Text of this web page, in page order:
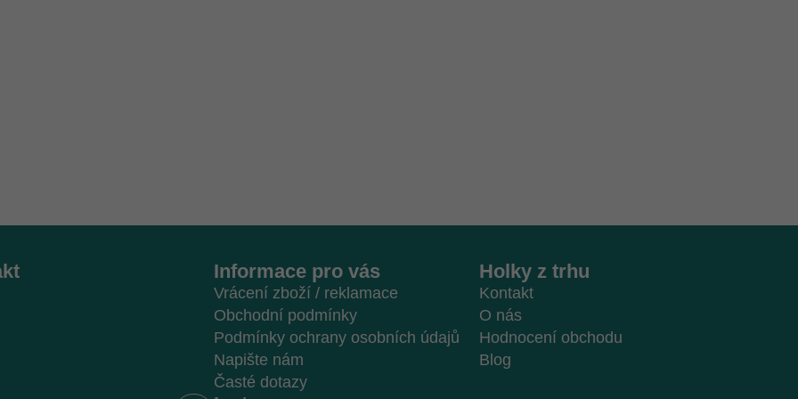
Informace pro vás
Vrácení zboží / reklamace
Obchodní podmínky
Podmínky ochrany osobních údajů
Napište nám
Časté dotazy
Holky z trhu
Kontakt
O nás
Hodnocení obchodu
Blog